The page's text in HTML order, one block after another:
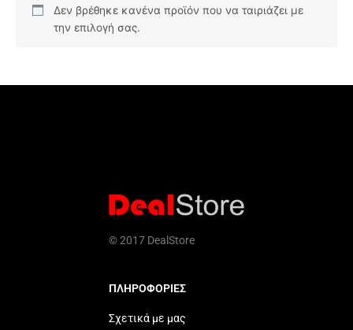
Δεν βρέθηκε κανένα προϊόν που να ταιριάζει με
την επιλογή σας.
© 2017 DealStore
ΠΛΗΡΟΦΟΡΙΕΣ
Σχετικά με μας